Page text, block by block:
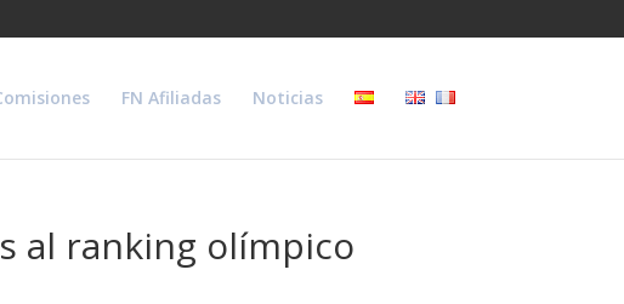
FN Afiliadas Noticias
al ranking olímpico